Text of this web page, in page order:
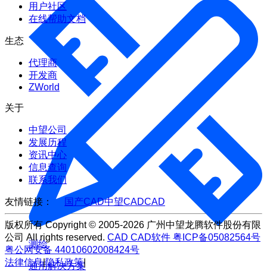
测绘
通用解决方案
用户社区
在线帮助文档
生态
代理商
开发商
ZWorld
关于
中望公司
发展历程
资讯中心
信息查询
联系我们
友情链接： 国产CAD中望CADCAD
版权所有 Copyright © 2005-2026 广州中望龙腾软件股份有限
公司 All rights reserved. CAD CAD软件 粤ICP备05082564号
粤公网安备 44010602008424号
法律信息|隐私政策|